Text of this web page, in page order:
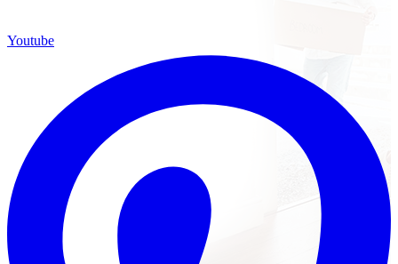
Youtube